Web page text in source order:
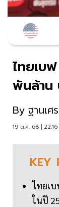
ไทยเบ
พันล้าน
By ฐานเศ
19 ต.ค. 68 | 22:16
KEY
ไทยเ
ในปี